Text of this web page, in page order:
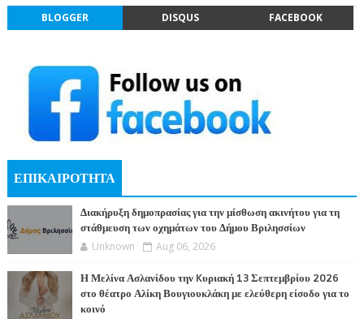
BLOGGER DISQUS FACEBOOK
ΕΠΙΚΑΙΡΟΤΗΤΑ
Διακήρυξη δημοπρασίας για την μίσθωση ακινήτου για τη
στάθμευση των οχημάτων του Δήμου Βριλησσίων
Unknown Aug 06, 2026
Η Μελίνα Ασλανίδου την Kυριακή 13 Σεπτεμβρίου 2026
στο θέατρο Αλίκη Βουγιουκλάκη με ελεύθερη είσοδο για το
κοινό